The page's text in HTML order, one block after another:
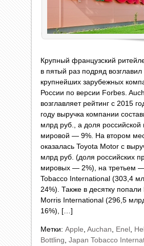
Крупный французский
в пятый раз подряд возглавил
крупнейших зарубежных
России по версии Forbes.
возглавляет рейтинг с 2015
году выручка компании
млрд руб., а доля российской
мировой — 9%. На втором
оказалась Toyota Motor с
млрд руб. (доля российских
мировых — 2%), на третьем
Tobacco International (303,4
24%). Также в десятку попали
Morris International (296,5 млрд
16%), […]
Метки: Apple Auchan Enel
Bottling Japan Tobacco